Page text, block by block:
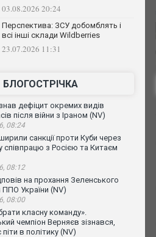
03.08.2026 20:24
Перспектива: ЗСУ добомблять і
всі інші склади Wildberries
23.07.2026 11:31
БЛОГОСТРІЧКА
дефіцит окремих видів
після війни з Іраном (NV)
08:24
санкції проти Куби через
співпрацю з Росією та Китаєм
08:12
на прохання Зеленського
України (NV)
08:00
класну команду».
чемпіон Верняєв зізнався,
в політику (NV)